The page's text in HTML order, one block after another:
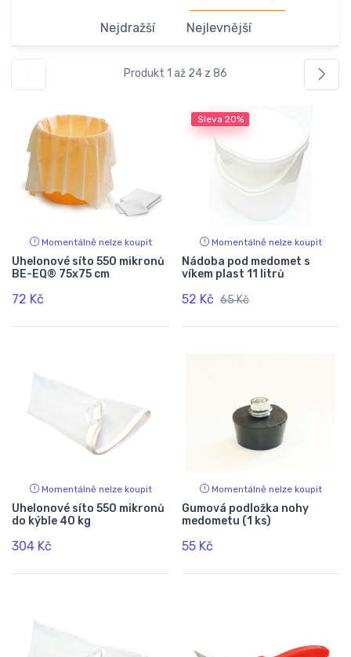
Nejdražší Nejlevnější
Produkt 1 až 24 z 86
Momentálně nelze koupit
Uhelonové síto 550 mikronů
BE-EQ® 75x75 cm
72 Kč
Sleva 20%
Momentálně nelze koupit
Nádoba pod medomet s
víkem plast 11 litrů
52 Kč 65 Kč
Momentálně nelze koupit
Uhelonové síto 550 mikronů
do kýble 40 kg
304 Kč
Momentálně nelze koupit
Gumová podložka nohy
medometu (1 ks)
55 Kč